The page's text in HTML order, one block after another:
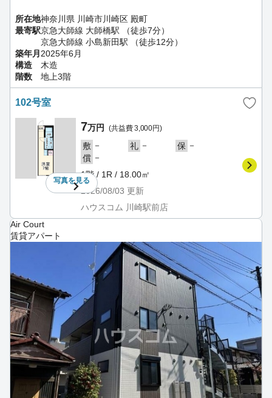
所在地神奈川県 川崎市川崎区 殿町
最寄駅京急大師線 大師橋駅 （徒歩7分）
京急大師線 小島新田駅 （徒歩12分）
築年月2025年6月
構造
木造
階数
地上3階
102号室
写真を見る
7万円 (共益費 3,000円)
敷 － 礼 － 保 －
償 －
1階 / 1R / 18.00㎡
2026/08/03 更新
ハウスコム 川崎駅前店
Air Court
賃貸アパート